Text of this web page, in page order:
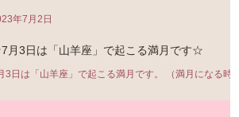
月3日は「山羊座」で起こる満月です☆
3日は「山羊座」で起こる満月です。 （満月になる時
年7月2日